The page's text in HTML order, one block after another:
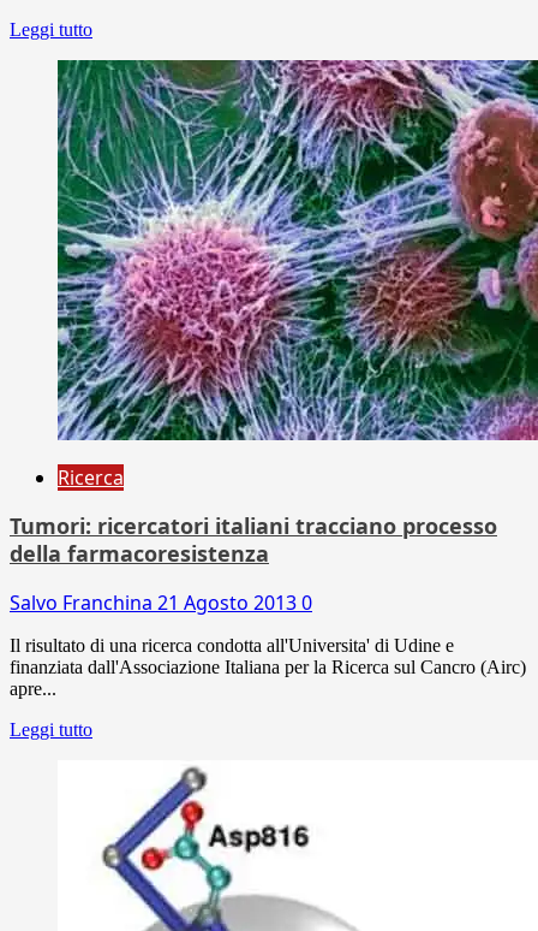
Leggi tutto
Ricerca
Tumori: ricercatori italiani tracciano processo
della farmacoresistenza
Salvo Franchina 21 Agosto 20130
Il risultato di una ricerca condotta all'Universita' di Udine e
finanziata dall'Associazione Italiana per la Ricerca sul Cancro (Airc)
apre...
Leggi tutto